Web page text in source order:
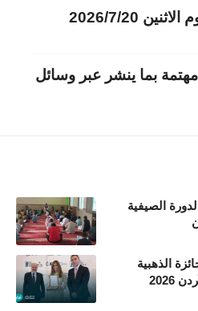
2026/7/20
بما ينشر عبر وسائل
الصيفية
الذهبية